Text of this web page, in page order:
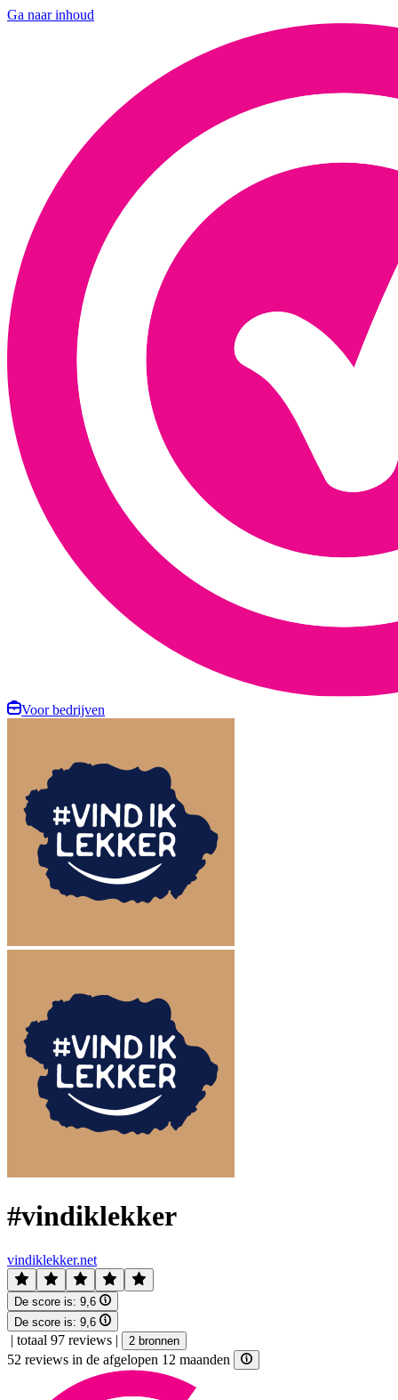
Ga naar inhoud
Voor bedrijven
#vindiklekker
vindiklekker.net
De score is: 9,6
De score is: 9,6
| totaal 97 reviews | 2 bronnen
52 reviews in de afgelopen 12 maanden